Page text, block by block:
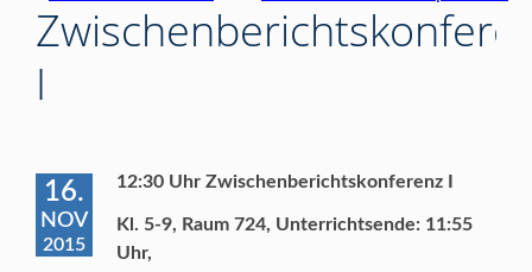
I
16.
NOV
2015
12:30 Uhr Zwischenberichtskonferenz I
Kl. 5-9, Raum 724, Unterrichtsende: 11:55
Uhr,